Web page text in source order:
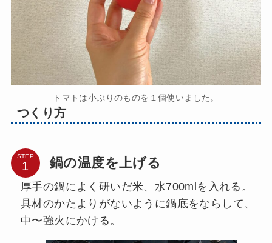
トマトは小ぶりのものを１個使いました。
つくり方
STEP 鍋の温度を上げる
厚手の鍋によく研いだ米、水700mlを入れる。
具材のかたよりがないように鍋底をならして、
中〜強火にかける。